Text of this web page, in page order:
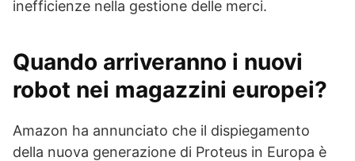
inefficienze nella gestione delle merci.
Quando arriveranno i nuovi
robot nei magazzini europei?
Amazon ha annunciato che il dispiegamento
della nuova generazione di Proteus in Europa è